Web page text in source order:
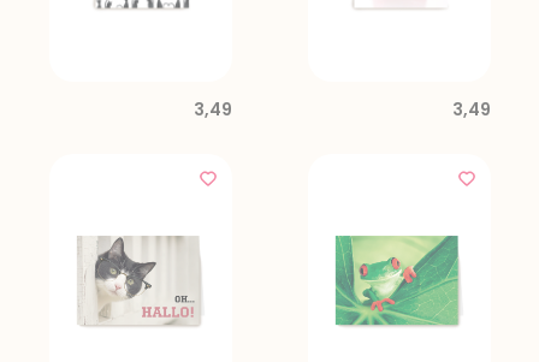
3,49 3,49